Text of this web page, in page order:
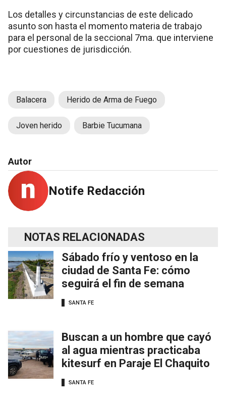
Los detalles y circunstancias de este delicado
asunto son hasta el momento materia de trabajo
para el personal de la seccional 7ma. que interviene
por cuestiones de jurisdicción.
Balacera Herido de Arma de Fuego
Joven herido Barbie Tucumana
Autor
Notife Redacción
NOTAS RELACIONADAS
Sábado frío y ventoso en la
ciudad de Santa Fe: cómo
seguirá el fin de semana
SANTA FE
Buscan a un hombre que cayó
al agua mientras practicaba
kitesurf en Paraje El Chaquito
SANTA FE